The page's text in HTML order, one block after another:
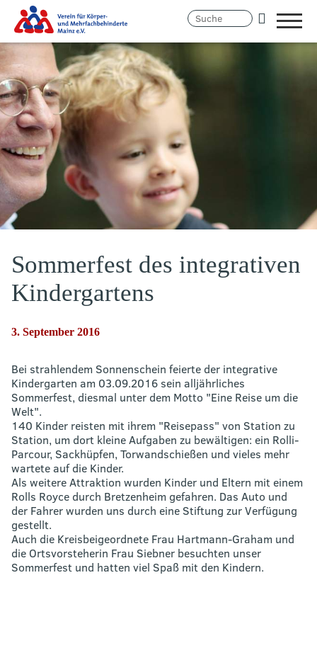
Hauptregion
der
Seite
anspringen
Link
Homepage
Menü
Sommerfest des integrativen
Kindergartens
3. September 2016
Bei strahlendem Sonnenschein feierte der integrative
Kindergarten am 03.09.2016 sein alljährliches
Sommerfest, diesmal unter dem Motto "Eine Reise um die
Welt".
140 Kinder reisten mit ihrem "Reisepass" von Station zu
Station, um dort kleine Aufgaben zu bewältigen: ein Rolli-
Parcour, Sackhüpfen, Torwandschießen und vieles mehr
wartete auf die Kinder.
Als weitere Attraktion wurden Kinder und Eltern mit einem
Rolls Royce durch Bretzenheim gefahren. Das Auto und
der Fahrer wurden uns durch eine Stiftung zur Verfügung
gestellt.
Auch die Kreisbeigeordnete Frau Hartmann-Graham und
die Ortsvorsteherin Frau Siebner besuchten unser
Sommerfest und hatten viel Spaß mit den Kindern.